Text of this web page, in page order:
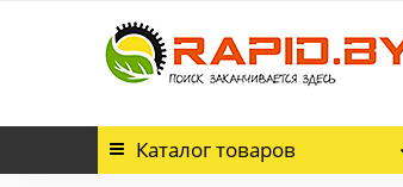
Каталогтоваров